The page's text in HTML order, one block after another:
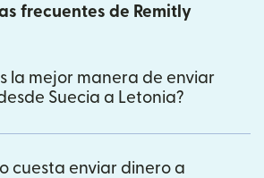
frecuentes de Remitly
la mejor manera de enviar
Suecia a Letonia?
cuesta enviar dinero a